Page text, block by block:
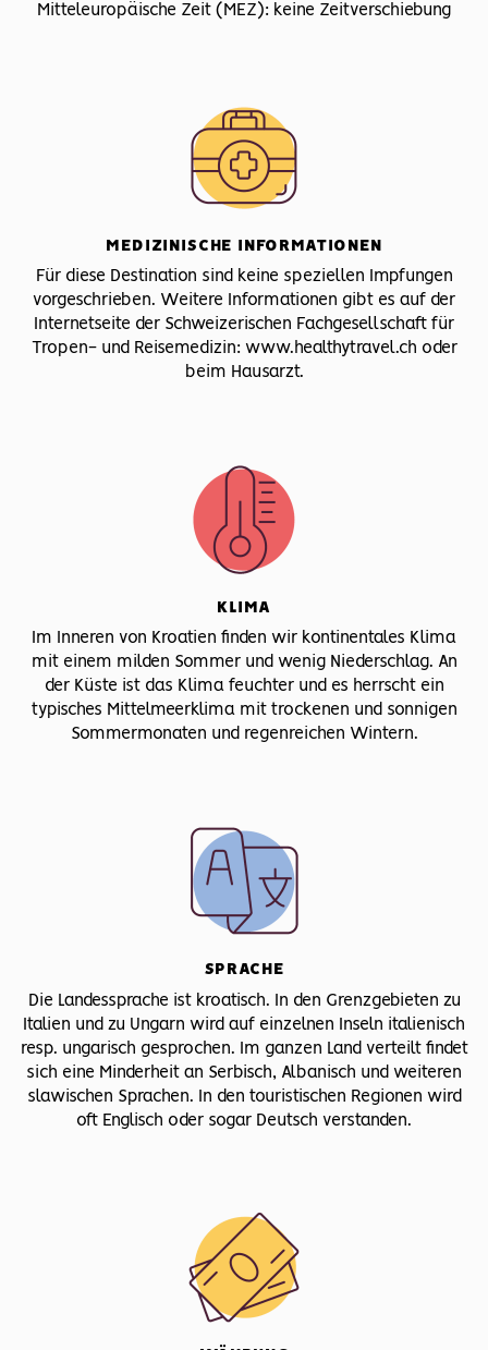
Mitteleuropäische Zeit (MEZ): keine Zeitverschiebung
MEDIZINISCHE INFORMATIONEN
Für diese Destination sind keine speziellen Impfungen
vorgeschrieben. Weitere Informationen gibt es auf der
Internetseite der Schweizerischen Fachgesellschaft für
Tropen- und Reisemedizin: www.healthytravel.ch oder
beim Hausarzt.
KLIMA
Im Inneren von Kroatien finden wir kontinentales Klima
mit einem milden Sommer und wenig Niederschlag. An
der Küste ist das Klima feuchter und es herrscht ein
typisches Mittelmeerklima mit trockenen und sonnigen
Sommermonaten und regenreichen Wintern.
SPRACHE
Die Landessprache ist kroatisch. In den Grenzgebieten zu
Italien und zu Ungarn wird auf einzelnen Inseln italienisch
resp. ungarisch gesprochen. Im ganzen Land verteilt findet
sich eine Minderheit an Serbisch, Albanisch und weiteren
slawischen Sprachen. In den touristischen Regionen wird
oft Englisch oder sogar Deutsch verstanden.